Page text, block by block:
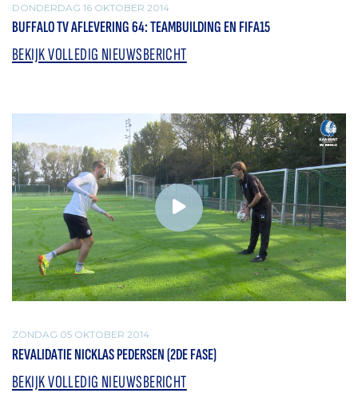
DONDERDAG 16 OKTOBER 2014
BUFFALO TV AFLEVERING 64: TEAMBUILDING EN FIFA15
BEKIJK VOLLEDIG NIEUWSBERICHT
ZONDAG 05 OKTOBER 2014
REVALIDATIE NICKLAS PEDERSEN (2DE FASE)
BEKIJK VOLLEDIG NIEUWSBERICHT